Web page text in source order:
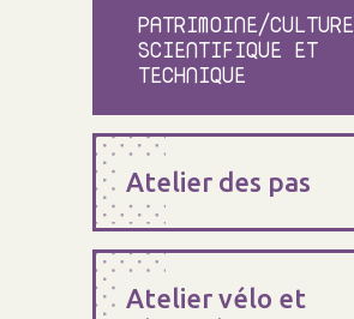
PATRIMOINE/CULTURE
SCIENTIFIQUE ET
TECHNIQUE
Atelier des pas
Atelier vélo et